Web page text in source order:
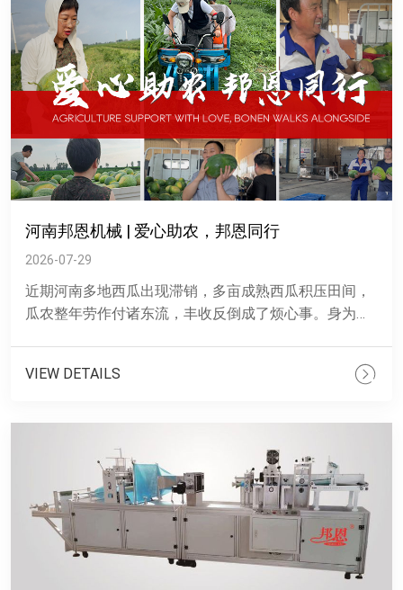
河南邦恩机械 | 爱心助农，邦恩同行
2026-07-29
近期河南多地西瓜出现滞销，多亩成熟西瓜积压田间，
瓜农整年劳作付诸东流，丰收反倒成了烦心事。身为深
VIEW DETAILS